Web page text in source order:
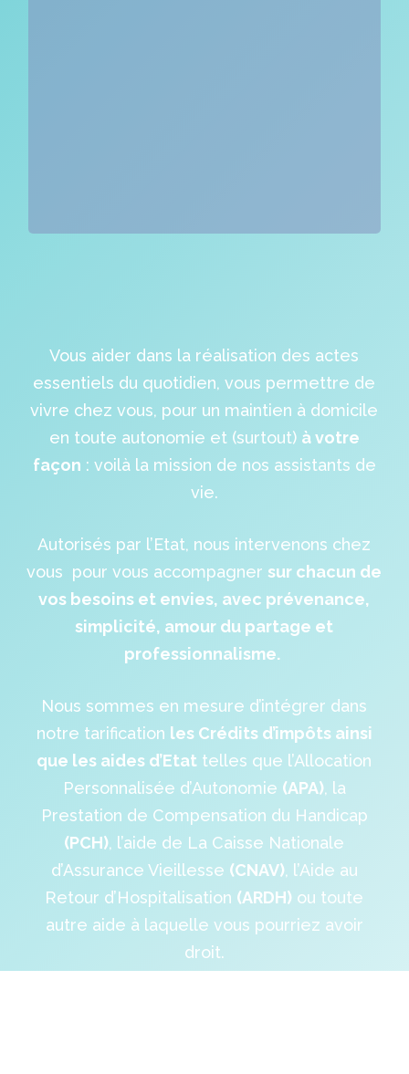
Vous aider dans la réalisation des actes
essentiels du quotidien, vous permettre de
vivre chez vous, pour un maintien à domicile
en toute autonomie et (surtout) à votre
façon : voilà la mission de nos assistants de
vie.
Autorisés par l’Etat, nous intervenons chez
vous pour vous accompagner sur chacun de
vos besoins et envies, avec prévenance,
simplicité, amour du partage et
professionnalisme.
Nous sommes en mesure d’intégrer dans
notre tarification les Crédits d’impôts ainsi
que les aides d’Etat telles que l’Allocation
Personnalisée d’Autonomie (APA), la
Prestation de Compensation du Handicap
(PCH), l’aide de La Caisse Nationale
d’Assurance Vieillesse (CNAV), l’Aide au
Retour d’Hospitalisation (ARDH) ou toute
autre aide à laquelle vous pourriez avoir
droit.